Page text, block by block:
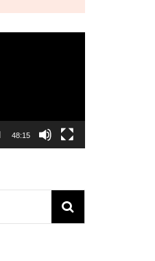
48:15